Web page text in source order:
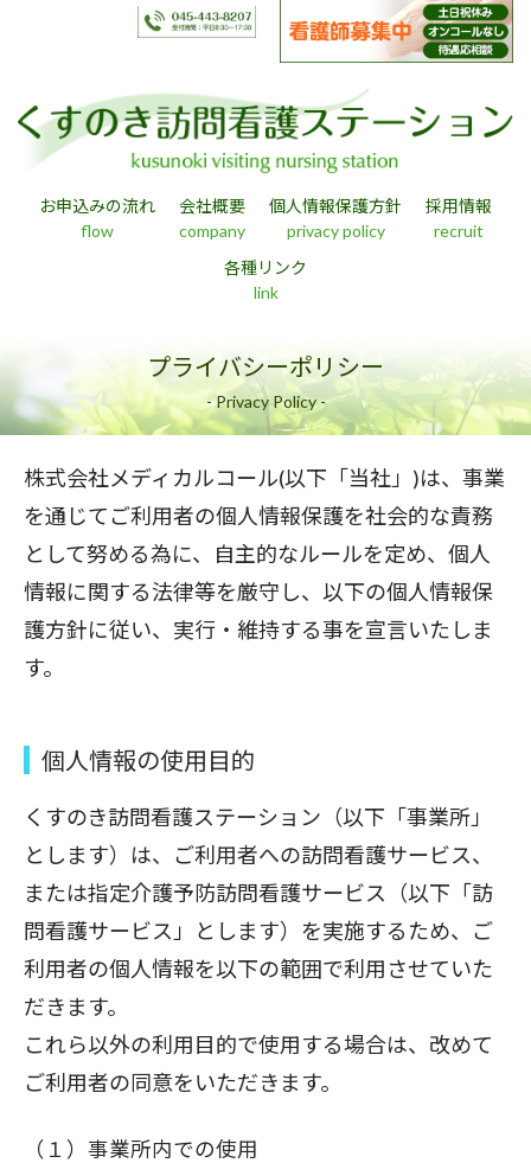
お申込みの流れ
flow
会社概要
company
個人情報保護方針
privacy policy
採用情報
recruit
各種リンク
link
プライバシーポリシー
- Privacy Policy -
株式会社メディカルコール(以下「当社」)は、事業
を通じてご利用者の個人情報保護を社会的な責務
として努める為に、自主的なルールを定め、個人
情報に関する法律等を厳守し、以下の個人情報保
護方針に従い、実行・維持する事を宣言いたしま
す。
個人情報の使用目的
くすのき訪問看護ステーション（以下「事業所」
とします）は、ご利用者への訪問看護サービス、
または指定介護予防訪問看護サービス（以下「訪
問看護サービス」とします）を実施するため、ご
利用者の個人情報を以下の範囲で利用させていた
だきます。
これら以外の利用目的で使用する場合は、改めて
ご利用者の同意をいただきます。
（１）事業所内での使用